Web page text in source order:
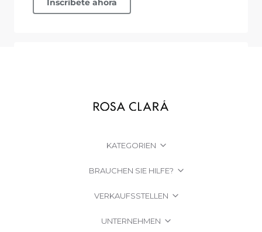
KATEGORIEN
BRAUCHEN SIE HILFE?
VERKAUFSSTELLEN
UNTERNEHMEN